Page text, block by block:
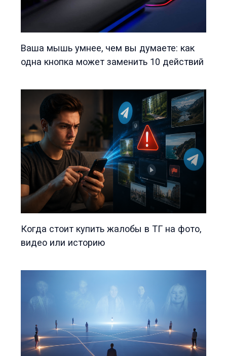
Ваша мышь умнее, чем вы думаете: как
одна кнопка может заменить 10 действий
Когда стоит купить жалобы в ТГ на фото,
видео или историю